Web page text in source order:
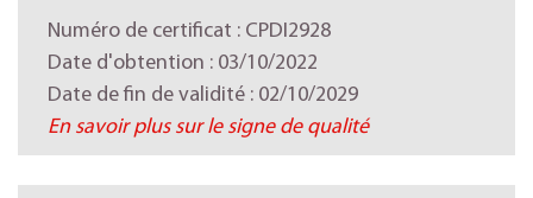
Numéro de certificat : CPDI2928
Date d'obtention : 03/10/2022
Date de fin de validité : 02/10/2029
En savoir plus sur le signe de qualité